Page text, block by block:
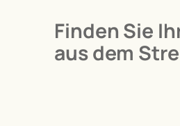
Finden Sie
aus dem